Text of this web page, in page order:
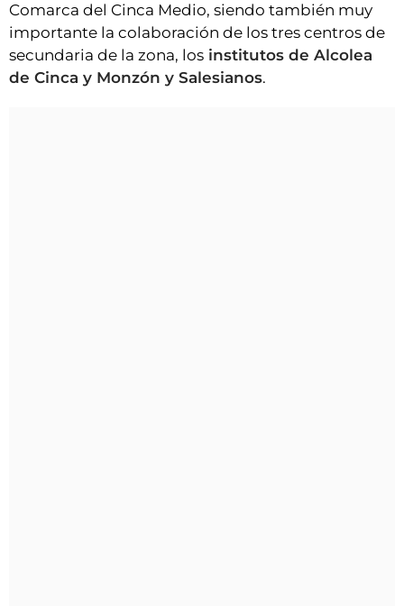
Comarca del Cinca Medio, siendo también muy
importante la colaboración de los tres centros de
secundaria de la zona, los institutos de Alcolea
de Cinca y Monzón y Salesianos.